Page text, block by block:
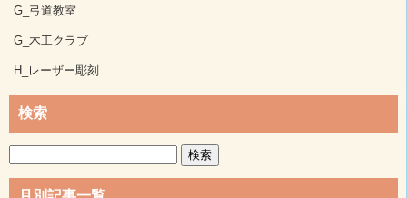
G_弓道教室
G_木工クラブ
H_レーザー彫刻
検索